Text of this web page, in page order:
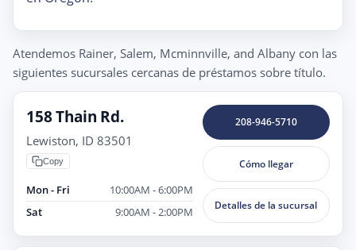
Atendemos Rainer, Salem, Mcminnville, and Albany con las
siguientes sucursales cercanas de préstamos sobre título.
158 Thain Rd.
Lewiston, ID 83501
Copy
Mon - Fri
10:00AM - 6:00PM
Sat
9:00AM - 2:00PM
208-946-5710
Cómo llegar
Detalles de la sucursal